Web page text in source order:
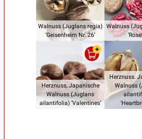
Walnuss (Juglans regia)
‘Geisenheim Nr. 26’
Walnuss
Herznuss, Japanische
Walnuss (Juglans
ailantifolia) ‘Valentines’
Herznuss.
Walnuss